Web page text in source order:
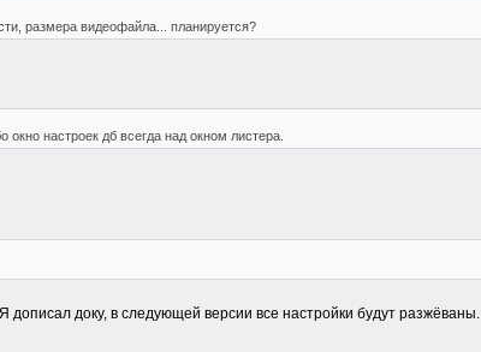
размера видеофайла... планируется?
настроек дб всегда над окном листера.
доку, в следующей версии все настройки будут разжёваны.